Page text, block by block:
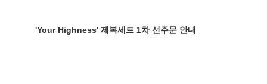
'Your Highness' 제복세트 1차 선주문 안내